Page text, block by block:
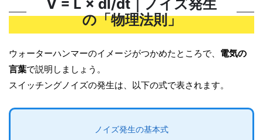
V = L × dI/dt｜ノイズ発生
の「物理法則」
ウォーターハンマーのイメージがつかめたところで、 電気の
言葉で説明しましょう。
スイッチングノイズの発生は、以下の式で表されます。
ノイズ発生の基本式